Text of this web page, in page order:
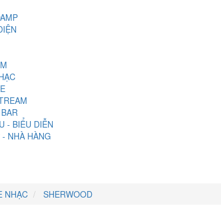
- BIỂU DIỄN
NHÀ HÀNG
NHẠC SHERWOOD